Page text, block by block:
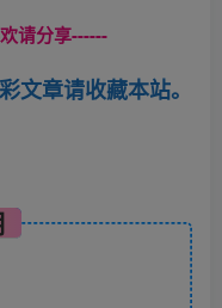
请分享------
文章请收藏本站。